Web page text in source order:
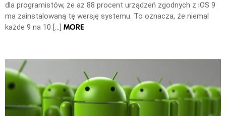
dla programistów, że aż 88 procent urządzeń zgodnych z iOS 9
ma zainstalowaną tę wersję systemu. To oznacza, że niemal
każde 9 na 10 […] MORE